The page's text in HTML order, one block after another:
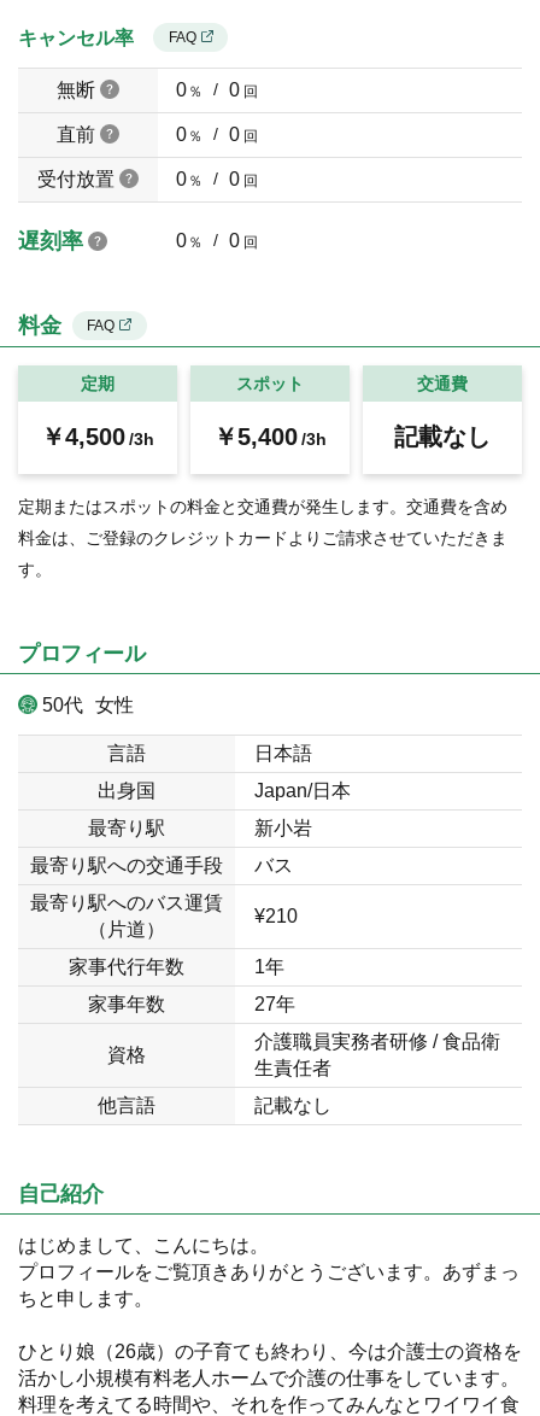
キャンセル率 FAQ
無断 0％ / 0 回
直前 0％ / 0 回
受付放置 0％ / 0 回
遅刻率 0％ / 0 回
料金 FAQ
定期
￥4,500/3h
スポット
￥5,400/3h
交通費
記載なし
定期またはスポットの料金と交通費が発生します。交通費を含め
料金は、ご登録のクレジットカードよりご請求させていただきま
す。
プロフィール
50代 女性
言語
日本語
出身国
Japan/日本
最寄り駅
新小岩
最寄り駅への交通手段
バス
最寄り駅へのバス運賃
（片道）
¥210
家事代行年数
1年
家事年数
27年
資格
介護職員実務者研修 / 食品衛
生責任者
他言語
記載なし
自己紹介
はじめまして、こんにちは。
プロフィールをご覧頂きありがとうございます。あずまっ
ちと申します。
ひとり娘（26歳）の子育ても終わり、今は介護士の資格を
活かし小規模有料老人ホームで介護の仕事をしています。
料理を考えてる時間や、それを作ってみんなとワイワイ食